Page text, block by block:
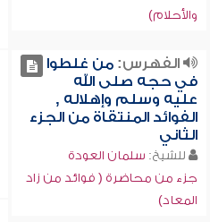
والأحلام)
الفهرس:من غلطوا
في حجه صلى الله
عليه وسلم وإهلاله ,
الفوائد المنتقاة من الجزء
الثاني
للشيخ: سلمان العودة
جزء من محاضرة ( فوائد من زاد
المعاد)